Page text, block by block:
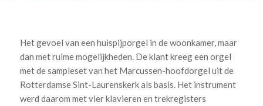
Het gevoel van een huispijporgel in de woonkamer, maar
dan met ruime mogelijkheden. De klant kreeg een orgel
met de sampleset van het Marcussen-hoofdorgel uit de
Rotterdamse Sint-Laurenskerk als basis. Het instrument
werd daarom met vier klavieren en trekregisters